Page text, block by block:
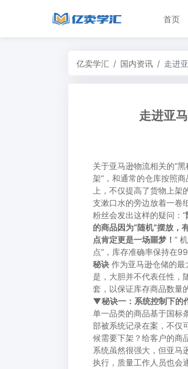
首页
亿卖学汇 国内资讯 走进
走进亚
关于亚马逊物流相关的“
架”，和通常的仓库按照
上，不仅提高了货物上
支漱口水的旁边放着一卷
粉丝会发出这样的疑问：“
的商品因为“随机”摆放，
点肯定更是一场噩梦！ ”
点”，库存准确率保持在
秘诀 作为亚马逊仓储的
是，大胆并不代表任性，
套，以保证库存商品数量
▼秘诀一：系统控制下的
单一品类的商品基于国标
部被系统记录在案，不仅
候需要下架？给客户的商
系统虽然很强大，但亚马
执行，质量工作人员也会